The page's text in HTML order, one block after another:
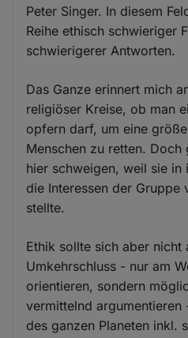
Peter Singer. In diesem
Reihe ethisch schwieriger
schwierigerer Antworten.
Das Ganze erinnert mich
religiöser Kreise, ob man
opfern darf, um eine
Menschen zu retten.
hier schweigen, weil sie in
die Interessen der Gruppe
stellte.
Ethik sollte sich aber nicht
Umkehrschluss - nur am
orientieren, sondern
vermittelnd argumentieren
des ganzen Planeten inkl.